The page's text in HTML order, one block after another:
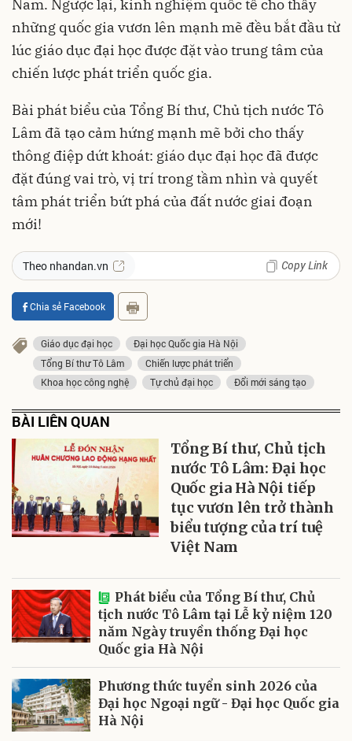
Nam. Ngược lại, kinh nghiệm quốc tế cho thấy
những quốc gia vươn lên mạnh mẽ đều bắt đầu từ
lúc giáo dục đại học được đặt vào trung tâm của
chiến lược phát triển quốc gia.
Bài phát biểu của Tổng Bí thư, Chủ tịch nước Tô
Lâm đã tạo cảm hứng mạnh mẽ bởi cho thấy
thông điệp dứt khoát: giáo dục đại học đã được
đặt đúng vai trò, vị trí trong tầm nhìn và quyết
tâm phát triển bứt phá của đất nước giai đoạn
mới!
Theo nhandan.vn Copy Link
Chia sẻ Facebook
Giáo dục đại học
Đại học Quốc gia Hà Nội
Tổng Bí thư Tô Lâm
Chiến lược phát triển
Khoa học công nghệ
Tự chủ đại học Đổi mới sáng tạo
BÀI LIÊN QUAN
Tổng Bí thư, Chủ tịch
nước Tô Lâm: Đại học
Quốc gia Hà Nội tiếp
tục vươn lên trở thành
biểu tượng của trí tuệ
Việt Nam
Phát biểu của Tổng Bí thư, Chủ
tịch nước Tô Lâm tại Lễ kỷ niệm 120
năm Ngày truyền thống Đại học
Quốc gia Hà Nội
Phương thức tuyển sinh 2026 của
Đại học Ngoại ngữ - Đại học Quốc gia
Hà Nội